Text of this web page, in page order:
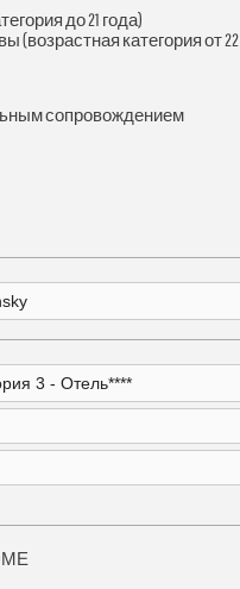
до 21 года)
категория от 22
сопровождением